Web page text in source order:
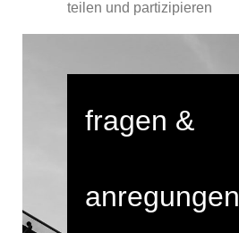
teilen und partizipieren
fragen &
anregungen